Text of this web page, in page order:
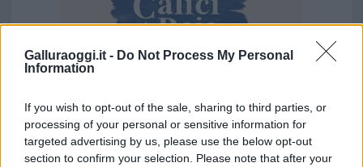
Galluraoggi.it - Do Not Process My Personal
Information
If you wish to opt-out of the sale, sharing to third parties, or
processing of your personal or sensitive information for
targeted advertising by us, please use the below opt-out
section to confirm your selection. Please note that after your
Vuoi rimuovere le pubblicità nazionali?